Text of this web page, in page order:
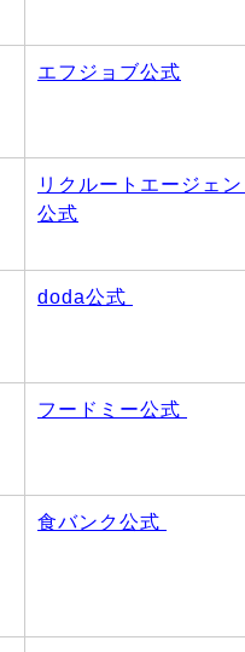
エフジョブ公式
リクルートエージェ
公式
doda公式
フードミー公式
食バンク公式